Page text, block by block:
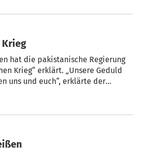
Dabei seien Frauen und Kinder
offenen Krieg
hat die pakistanische Regierung
Krieg“ erklärt. „Unsere Geduld
uns und euch“, erklärte der